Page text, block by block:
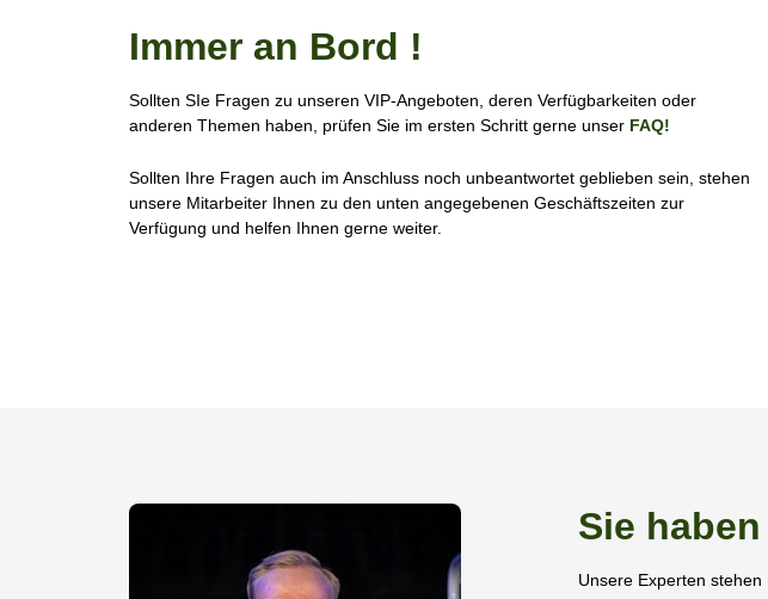
Immer an Bord !
Sollten SIe Fragen zu unseren VIP-Angeboten, deren Verfügbarkeiten oder
anderen Themen haben, prüfen Sie im ersten Schritt gerne unser FAQ!
Sollten Ihre Fragen auch im Anschluss noch unbeantwortet geblieben sein, stehen
unsere Mitarbeiter Ihnen zu den unten angegebenen Geschäftszeiten zur
Verfügung und helfen Ihnen gerne weiter.
Sie
Unsere Experten stehen